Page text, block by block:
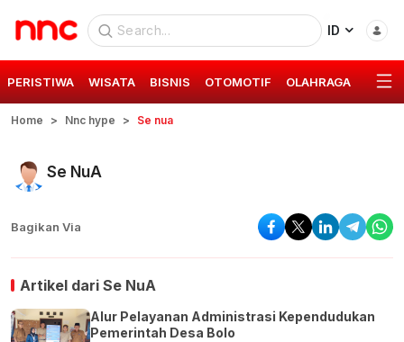
ID
PERISTIWA WISATA BISNIS OTOMOTIF OLAHRAGA GAYA
Home Nnc hype Se nua
Se NuA
Bagikan Via
Artikel dari Se NuA
Alur Pelayanan Administrasi Kependudukan
Pemerintah Desa Bolo